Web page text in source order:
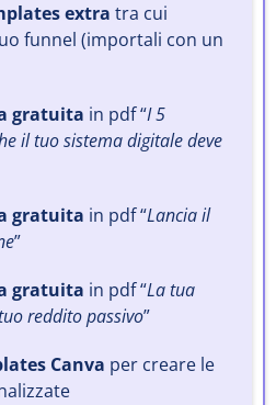
extra tra cui
funnel (importali con un
gratuita in pdf “I 5
il tuo sistema digitale deve
gratuita in pdf “Lancia il
”
gratuita in pdf “La tua
reddito passivo”
Canva per creare le